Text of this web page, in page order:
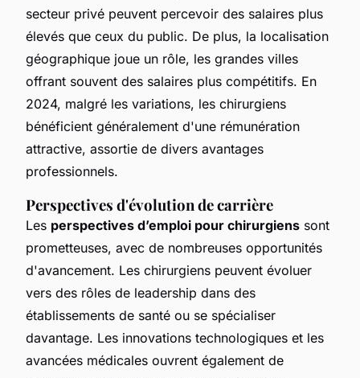
secteur privé peuvent percevoir des salaires plus
élevés que ceux du public. De plus, la localisation
géographique joue un rôle, les grandes villes
offrant souvent des salaires plus compétitifs. En
2024, malgré les variations, les chirurgiens
bénéficient généralement d'une rémunération
attractive, assortie de divers avantages
professionnels.
Perspectives d'évolution de carrière
Les perspectives d’emploi pour chirurgiens sont
prometteuses, avec de nombreuses opportunités
d'avancement. Les chirurgiens peuvent évoluer
vers des rôles de leadership dans des
établissements de santé ou se spécialiser
davantage. Les innovations technologiques et les
avancées médicales ouvrent également de